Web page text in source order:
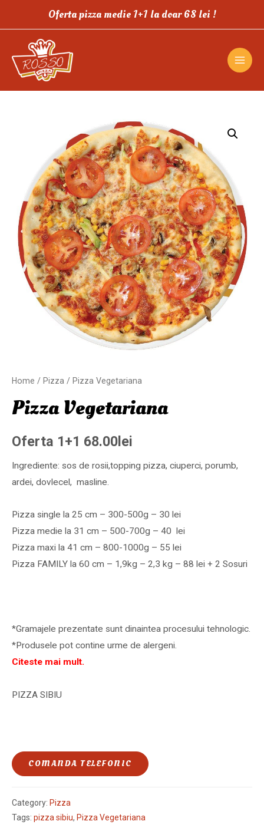
Oferta pizza medie 1+1 la doar 68 lei !
Home / Pizza / Pizza Vegetariana
Pizza Vegetariana
Oferta 1+1 68.00 lei
Ingrediente: sos de rosii,topping pizza, ciuperci, porumb,
ardei, dovlecel, masline.
Pizza single la 25 cm – 300-500g – 30 lei
Pizza medie la 31 cm – 500-700g – 40 lei
Pizza maxi la 41 cm – 800-1000g – 55 lei
Pizza FAMILY la 60 cm – 1,9kg – 2,3 kg – 88 lei + 2 Sosuri
*Gramajele prezentate sunt dinaintea procesului tehnologic.
*Produsele pot contine urme de alergeni.
Citeste mai mult.
PIZZA SIBIU
COMANDA TELEFONIC
Category: Pizza
Tags: pizza sibiu, Pizza Vegetariana